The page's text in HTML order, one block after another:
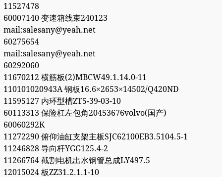
11527478
60007140 变速箱线束240123
mail:salesany@yeah.net
60275654
mail:salesany@yeah.net
60292060
11670212 横筋板(2)MBCW49.1.14.0-11
110101020943A 钢板16.6×2653×14502/Q420ND
11595127 内环型槽ZT5-39-03-10
60113313 保险杠左包角20453676volvo(国产)
60060292K
11272290 俯仰油缸支架主板SJC62100EB3.5104.5-1
11246828 导向杆YGG125.4-2
11266764 截割电机出水钢管总成LY497.5
12015024 板ZZ31.2.1.1-10